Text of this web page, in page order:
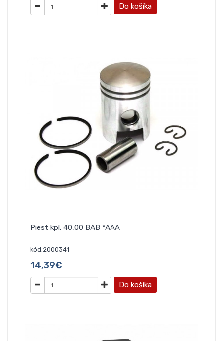
Do košíka
Piest kpl. 40,00 BAB *AAA
kód:2000341
14,39€
Do košíka